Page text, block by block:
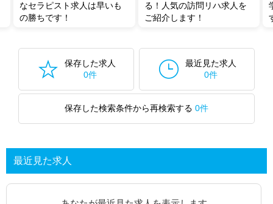
なセラピスト求人は早いも
の勝ちです！
る！人気の訪問リハ求人を
ご紹介します！
保存した求人
0件
最近見た求人
0件
保存した検索条件から再検索する 0件
最近見た求人